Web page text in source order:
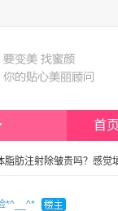
首页
脂肪注射除皱贵吗？感觉
*^__^*